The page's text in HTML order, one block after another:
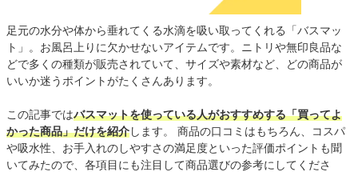
足元の水分や体から垂れてくる水滴を吸い取ってくれる「バスマッ
ト」。お風呂上りに欠かせないアイテムです。ニトリや無印良品な
どで多くの種類が販売されていて、サイズや素材など、どの商品が
いいか迷うポイントがたくさんあります。
この記事ではバスマットを使っている人がおすすめする「買ってよ
かった商品」だけを紹介します。 商品の口コミはもちろん、コスパ
や吸水性、お手入れのしやすさの満足度といった評価ポイントも聞
いてみたので、各項目にも注目して商品選びの参考にしてくださ